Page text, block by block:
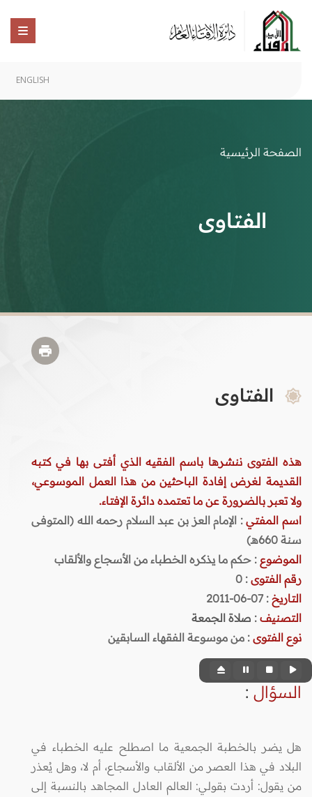
ENGLISH
الصفحة الرئيسية
الفتاوى
الفتاوى
هذه الفتوى ننشرها باسم الفقيه الذي أفتى بها في كتبه
القديمة لغرض إفادة الباحثين من هذا العمل الموسوعي،
ولا تعبر بالضرورة عن ما تعتمده دائرة الإفتاء.
اسم المفتي: الإمام العز بن عبد السلام رحمه الله (المتوفى
سنة 660هـ)
الموضوع : حكم ما يذكره الخطباء من الأسجاع والألقاب
رقم الفتوى :
0
التاريخ : 07-06-2011
التصنيف : صلاة الجمعة
نوع الفتوى : من موسوعة الفقهاء السابقين
السؤال :
هل يضر بالخطبة الجمعية ما اصطلح عليه الخطباء في
البلاد في هذا العصر من الألقاب والأسجاع، أم لا، وهل يُعذر
من يقول: أردت بقولي: العالم العادل المجاهد بالنسبة إلى